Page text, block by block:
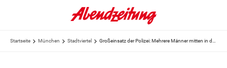
Startseite München Stadtviertel